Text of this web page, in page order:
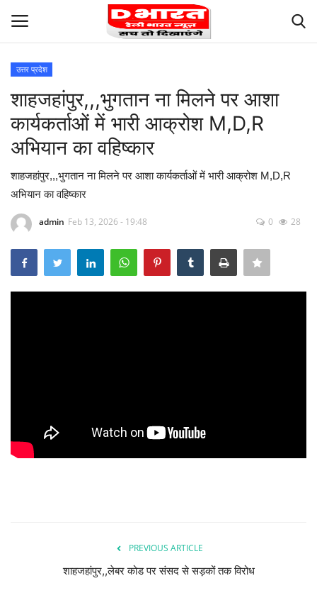
Privacy
Careers
Contact us
Terms and Conditions
धर्म-आस्था
उत्तर प्रदेश
शाहजहांपुर,,,भुगतान ना मिलने पर आशा
कार्यकर्ताओं में भारी आक्रोश M,D,R
अभियान का वहिष्कार
शाहजहांपुर,,,भुगतान ना मिलने पर आशा कार्यकर्ताओं में भारी आक्रोश M,D,R
अभियान का वहिष्कार
admin Feb 13, 2026 - 19:48 0 28
PREVIOUS ARTICLE
शाहजहांपुर,,लेबर कोड पर संसद से सड़कों तक विरोध